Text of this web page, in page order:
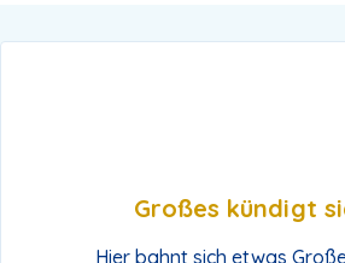
Großes kündigt
Hier bahnt sich etwas